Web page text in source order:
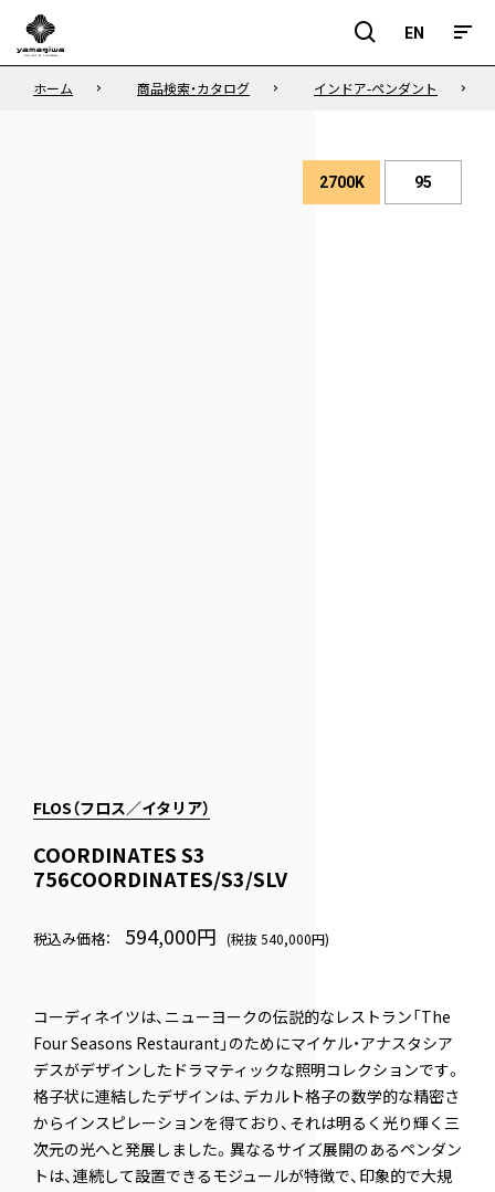
EN
EN
ホーム 商品検索・カタログ インドア-ペンダント
2700K 演
色
95
FLOS（フロス／イタリア）
COORDINATES S3
756COORDINATES/S3/SLV
税込み価格： 594,000円 (税抜 540,000円)
コーディネイツは、ニューヨークの伝説的なレストラン「The
Four Seasons Restaurant」のためにマイケル・アナスタシア
デスがデザインしたドラマティックな照明コレクションです。
格子状に連結したデザインは、デカルト格子の数学的な精密さ
からインスピレーションを得ており、それは明るく光り輝く三
次元の光へと発展しました。異なるサイズ展開のあるペンダン
トは、連続して設置できるモジュールが特徴で、印象的で大規